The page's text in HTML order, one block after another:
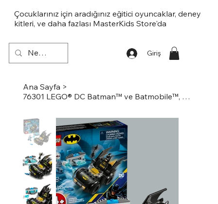
Çocuklarınız için aradığınız eğitici oyuncaklar, deney
kitleri, ve daha fazlası MasterKids Store'da
Giriş
Ana Sayfa >
76301 LEGO® DC Batman™ ve Batmobile™, Mr. Freeze™’e Karşı